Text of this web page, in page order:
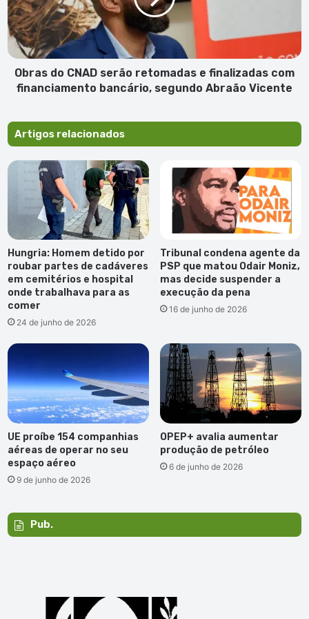
e
finalizadas
com
financiamento
bancário,
segundo
Obras do CNAD serão retomadas e finalizadas com
financiamento bancário, segundo Abraão Vicente
Artigos relacionados
Hungria: Homem detido por
roubar partes de cadáveres
em cemitérios e hospital
onde trabalhava para as
comer
24 de junho de 2026
Tribunal condena agente da
PSP que matou Odair Moniz,
mas decide suspender a
execução da pena
16 de junho de 2026
UE proíbe 154 companhias
aéreas de operar no seu
espaço aéreo
9 de junho de 2026
OPEP+ avalia aumentar
produção de petróleo
6 de junho de 2026
Pub.